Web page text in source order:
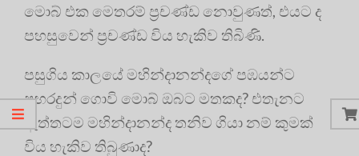
මොබ් එක මෙතරම් ප්‍රචණ්ඩ නොවුණත්, එයට ද
පහසුවෙන් ප්‍රචණ්ඩ විය හැකිව තිබිණි.
පසුගිය කාලයේ මහින්දානන්දගේ පඹයන්ට
පහරදුන් ගොවි මොබ් ඔබට මතකද? එතැනට
ඇත්තටම මහින්දානන්ද තනිව ගියා නම් කුමක්
විය හැකිව තිබුණාද?